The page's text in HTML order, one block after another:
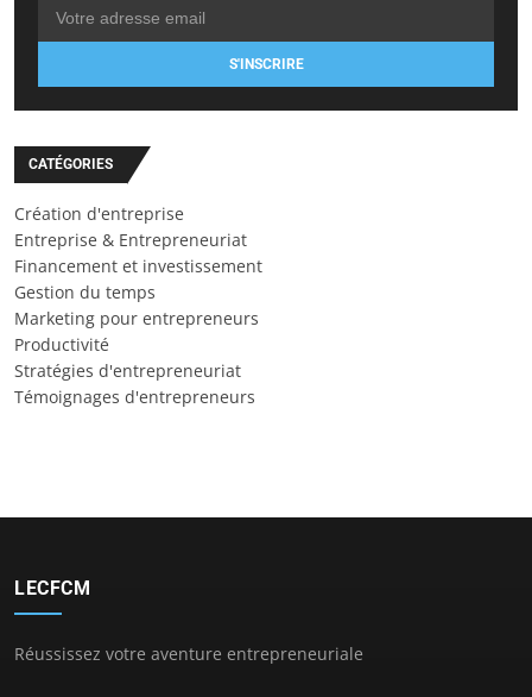
S'INSCRIRE
CATÉGORIES
Création d'entreprise
Entreprise & Entrepreneuriat
Financement et investissement
Gestion du temps
Marketing pour entrepreneurs
Productivité
Stratégies d'entrepreneuriat
Témoignages d'entrepreneurs
LECFCM
Réussissez votre aventure entrepreneuriale